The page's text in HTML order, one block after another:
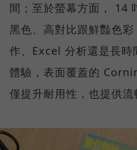
間；至於螢幕方面， 14
黑色、高對比跟鮮豔色
作、Excel 分析還是長時
體驗，表面覆蓋的
僅提升耐用性，也提供流